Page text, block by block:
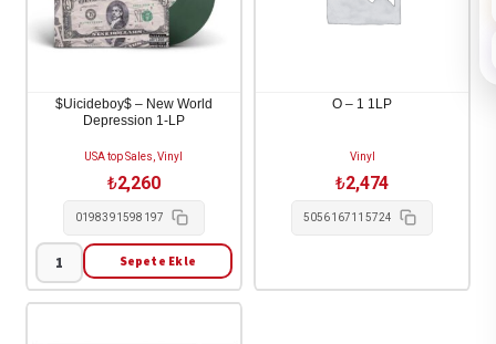
$Uicideboy$ – New World
Depression 1-LP
USA top Sales, Vinyl
₺2,260
0198391598197
$Uicideboy$
-
Sepete Ekle
O – 1 1LP
Vinyl
₺2,474
5056167115724